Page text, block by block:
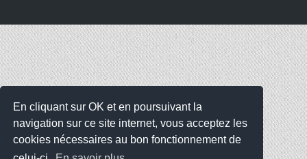
En cliquant sur OK et en poursuivant la
navigation sur ce site internet, vous acceptez les
cookies nécessaires au bon fonctionnement de